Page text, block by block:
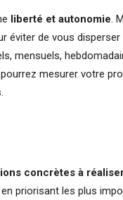
liberté et autonomie.
éviter de vous
mensuels,
mesurer votre
concrètes à
priorisant les plus